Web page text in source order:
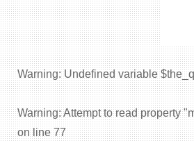
Warning: Undefined variable
Warning: Attempt to read property
on line77